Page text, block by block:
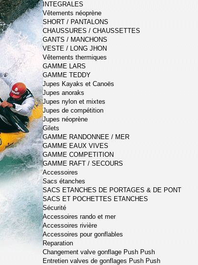
INTEGRALES
Vêtements néoprène
SHORT / PANTALONS
CHAUSSURES / CHAUSSETTES
GANTS / MANCHONS
VESTE / LONG JHON
Vêtements thermiques
GAMME LARS
GAMME TEDDY
Jupes Kayaks et Canoës
Jupes anoraks
Jupes nylon et mixtes
Jupes de compétition
Jupes néoprène
Gilets
GAMME RANDONNEE / MER
GAMME EAUX VIVES
GAMME COMPETITION
GAMME RAFT / SECOURS
Accessoires
Sacs étanches
SACS ETANCHES DE PORTAGES & DE PONT
SACS ET POCHETTES ETANCHES
Sécurité
Accessoires rando et mer
Accessoires rivière
Accessoires pour gonflables
Reparation
Changement valve gonflage Push Push
Entretien valves de gonflages Push Push